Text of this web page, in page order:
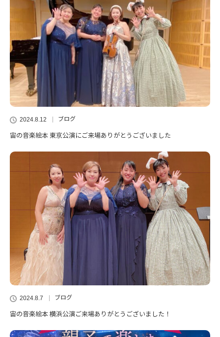
2024.8.12 ブログ
宙の音楽絵本 東京公演にご来場ありがとうございました
2024.8.7 ブログ
宙の音楽絵本 横浜公演ご来場ありがとうございました！